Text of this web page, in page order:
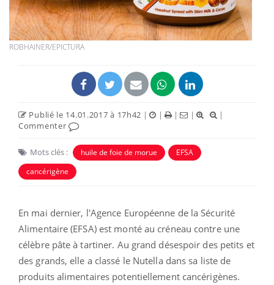
ROBHAINER/EPICTURA
Publié le 14.01.2017 à 17h42 | | | |
|
Commenter
Mots clés : huile de foie de morue
EFSA
cancérigène
En mai dernier, l'Agence Européenne de la Sécurité
Alimentaire (EFSA) est monté au créneau contre une
célèbre pâte à tartiner. Au grand désespoir des petits et
des grands, elle a classé le Nutella dans sa liste de
produits alimentaires potentiellement cancérigènes.